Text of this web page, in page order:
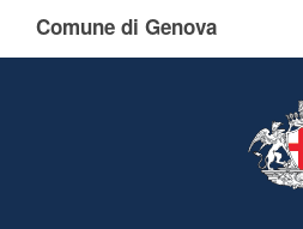
Comune di Genova